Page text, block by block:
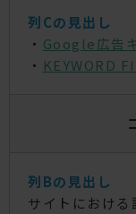
・ Google広告
・ KEYWORD
サイトにおける